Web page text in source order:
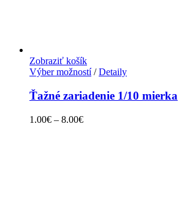
Zobraziť košík
Výber možností/ Detaily
Ťažné zariadenie 1/10 mierka
1.00€ – 8.00€